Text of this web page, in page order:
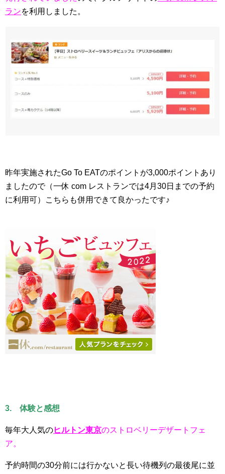
ランを利用しました。
昨年実施されたGo To EATのポイントが3,000ポイントあり
ましたので（一休 com レストランでは4月30日までの予約
に利用可）こちらも併用できて良かったです♪
3. 体験と感想
毎年大人気のヒルトン東京のストロベリーデザートフェ
ア。
予約時間の30分前には行かないと長い待機列の最後尾に並